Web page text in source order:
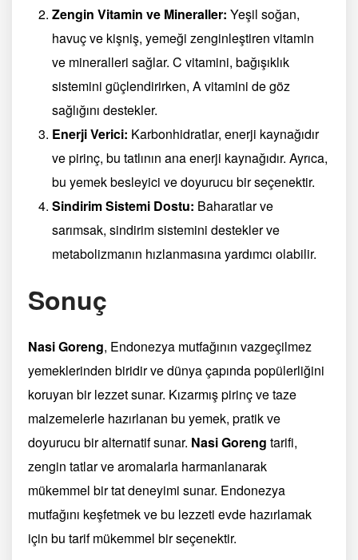
Zengin Vitamin ve Mineraller: Yeşil soğan,
havuç ve kişniş, yemeği zenginleştiren vitamin
ve mineralleri sağlar. C vitamini, bağışıklık
sistemini güçlendirirken, A vitamini de göz
sağlığını destekler.
Enerji Verici: Karbonhidratlar, enerji kaynağıdır
ve pirinç, bu tatlının ana enerji kaynağıdır. Ayrıca,
bu yemek besleyici ve doyurucu bir seçenektir.
Sindirim Sistemi Dostu: Baharatlar ve
sarımsak, sindirim sistemini destekler ve
metabolizmanın hızlanmasına yardımcı olabilir.
Sonuç
Nasi Goreng, Endonezya mutfağının vazgeçilmez
yemeklerinden biridir ve dünya çapında popülerliğini
koruyan bir lezzet sunar. Kızarmış pirinç ve taze
malzemelerle hazırlanan bu yemek, pratik ve
doyurucu bir alternatif sunar. Nasi Goreng tarifi,
zengin tatlar ve aromalarla harmanlanarak
mükemmel bir tat deneyimi sunar. Endonezya
mutfağını keşfetmek ve bu lezzeti evde hazırlamak
için bu tarif mükemmel bir seçenektir.